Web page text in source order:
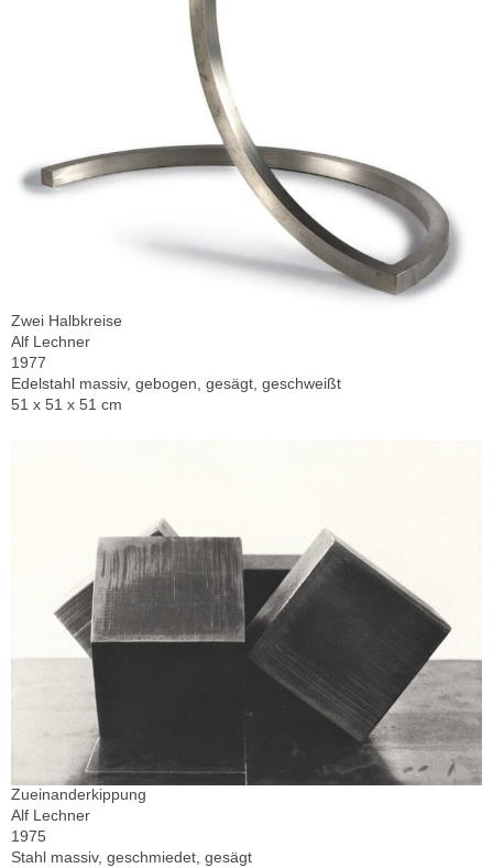
Zwei Halbkreise
Alf Lechner
1977
Edelstahl massiv, gebogen, gesägt, geschweißt
51 x 51 x 51 cm
Zueinanderkippung
Alf Lechner
1975
Stahl massiv, geschmiedet, gesägt